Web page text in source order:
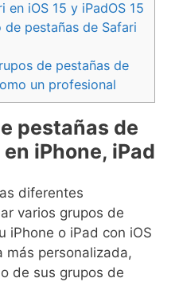
en iOS 15 y iPadOS 15
de pestañas de Safari
de pestañas de
un profesional
pestañas de
iPhone, iPad
diferentes
varios grupos de
iPhone o iPad con iOS
más personalizada,
de sus grupos de